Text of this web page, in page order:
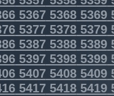
536753685369
537753785379
538753885389
539753985399
540754085409
541754185419